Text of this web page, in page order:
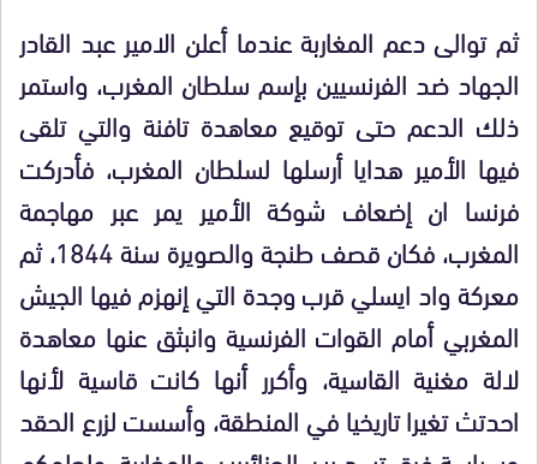
ثم توالى دعم المغاربة عندما أعلن الامير عبد القادر
الجهاد ضد الفرنسيين بإسم سلطان المغرب، واستمر
ذلك الدعم حتى توقيع معاهدة تافنة والتي تلقى
فيها الأمير هدايا أرسلها لسلطان المغرب، فأدركت
فرنسا ان إضعاف شوكة الأمير يمر عبر مهاجمة
المغرب، فكان قصف طنجة والصويرة سنة 1844، ثم
معركة واد ايسلي قرب وجدة التي إنهزم فيها الجيش
المغربي أمام القوات الفرنسية وانبثق عنها معاهدة
لالة مغنية القاسية، وأكرر أنها كانت قاسية لأنها
احدتث تغيرا تاريخيا في المنطقة، وأسست لزرع الحقد